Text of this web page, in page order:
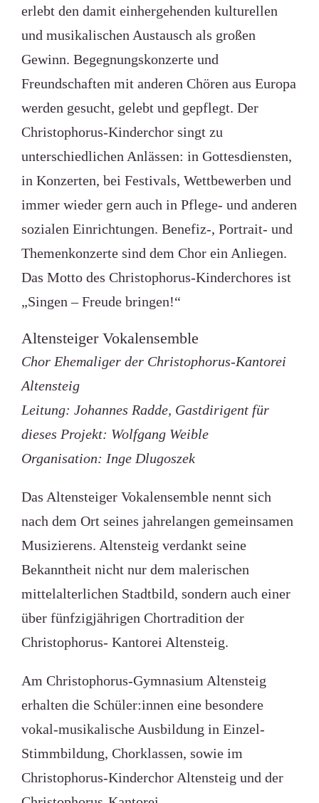
erlebt den damit einhergehenden kulturellen
und musikalischen Austausch als großen
Gewinn. Begegnungskonzerte und
Freundschaften mit anderen Chören aus Europa
werden gesucht, gelebt und gepflegt. Der
Christophorus-Kinderchor singt zu
unterschiedlichen Anlässen: in Gottesdiensten,
in Konzerten, bei Festivals, Wettbewerben und
immer wieder gern auch in Pflege- und anderen
sozialen Einrichtungen. Benefiz-, Portrait- und
Themenkonzerte sind dem Chor ein Anliegen.
Das Motto des Christophorus-Kinderchores ist
„Singen – Freude bringen!“
Altensteiger Vokalensemble
Chor Ehemaliger der Christophorus-Kantorei
Altensteig
Leitung: Johannes Radde, Gastdirigent für
dieses Projekt: Wolfgang Weible
Organisation: Inge Dlugoszek
Das Altensteiger Vokalensemble nennt sich
nach dem Ort seines jahrelangen gemeinsamen
Musizierens. Altensteig verdankt seine
Bekanntheit nicht nur dem malerischen
mittelalterlichen Stadtbild, sondern auch einer
über fünfzigjährigen Chortradition der
Christophorus- Kantorei Altensteig.
Am Christophorus-Gymnasium Altensteig
erhalten die Schüler:innen eine besondere
vokal-musikalische Ausbildung in Einzel-
Stimmbildung, Chorklassen, sowie im
Christophorus-Kinderchor Altensteig und der